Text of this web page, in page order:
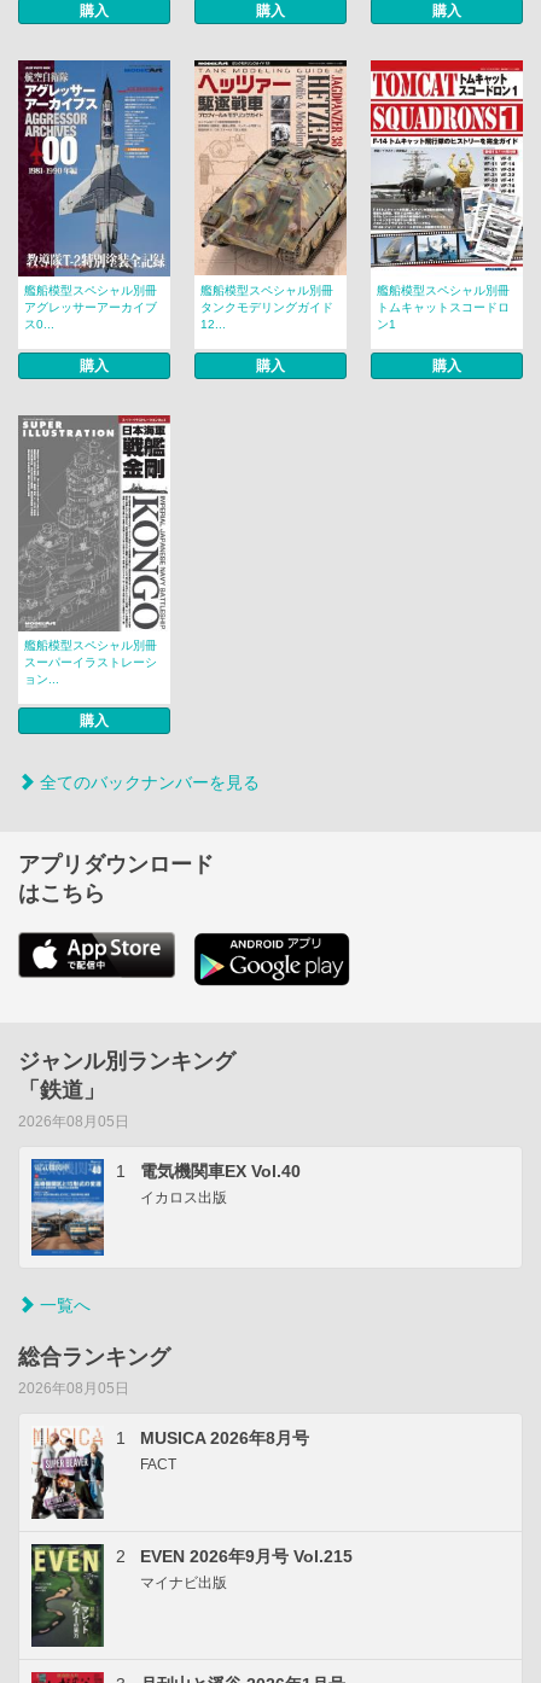
購入 購入 購入
艦船模型スペシャル別冊
アグレッサーアーカイブ
ス0...
購入
艦船模型スペシャル別冊
タンクモデリングガイド
12...
購入
艦船模型スペシャル別冊
トムキャットスコードロ
ン1
購入
艦船模型スペシャル別冊
スーパーイラストレーシ
ョン...
購入
全てのバックナンバーを見る
アプリダウンロード
はこちら
ジャンル別ランキング
「鉄道」
2026年08月05日
1 電気機関車EX Vol.40
イカロス出版
一覧へ
総合ランキング
2026年08月05日
1 MUSICA 2026年8月号
FACT
2 EVEN 2026年9月号 Vol.215
マイナビ出版